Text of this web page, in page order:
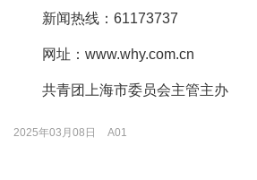
新闻热线：61173737
网址：www.why.com.cn
共青团上海市委员会主管主办
2025年03月08日 A01